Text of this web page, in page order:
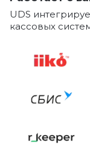
UDS
кассовых